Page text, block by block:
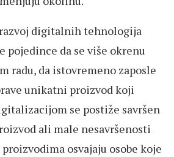
razvoj digitalnih tehnologija
pojedince da se više okrenu
radu, da istovremeno zaposle
unikatni proizvod koji
se postiže savršen
ali male nesavršenosti
osvajaju osobe koje